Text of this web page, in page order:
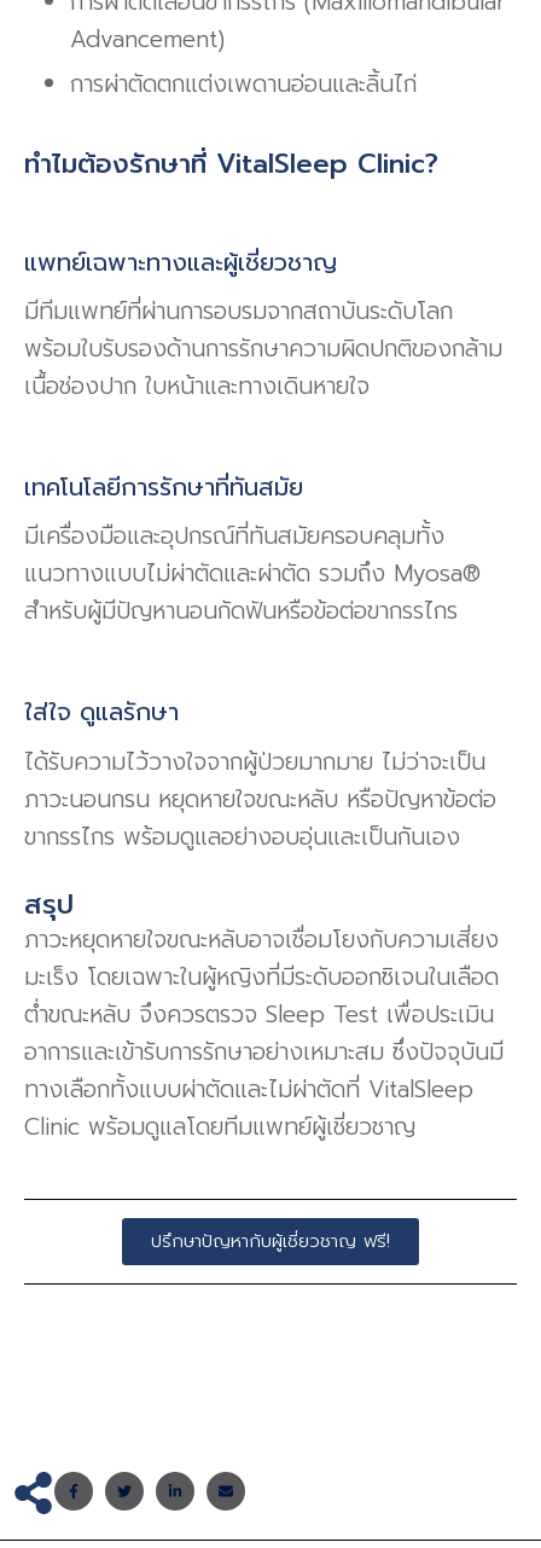
Advancement)
การผ่าตัดตกแต่งเพดานอ่อนและลิ้นไก่
ทำไมต้องรักษาที่ VitalSleep Clinic?
แพทย์เฉพาะทางและผู้เชี่ยวชาญ
มีทีมแพทย์ที่ผ่านการอบรมจากสถาบันระดับโลก
พร้อมใบรับรองด้านการรักษาความผิดปกติของกล้าม
เนื้อช่องปาก ใบหน้าและทางเดินหายใจ
เทคโนโลยีการรักษาที่ทันสมัย
มีเครื่องมือและอุปกรณ์ที่ทันสมัยครอบคลุมทั้ง
แนวทางแบบไม่ผ่าตัดและผ่าตัด รวมถึง Myosa®
สำหรับผู้มีปัญหานอนกัดฟันหรือข้อต่อขากรรไกร
ใส่ใจ ดูแลรักษา
ได้รับความไว้วางใจจากผู้ป่วยมากมาย ไม่ว่าจะเป็น
ภาวะนอนกรน หยุดหายใจขณะหลับ หรือปัญหาข้อต่อ
ขากรรไกร พร้อมดูแลอย่างอบอุ่นและเป็นกันเอง
สรุป
ภาวะหยุดหายใจขณะหลับอาจเชื่อมโยงกับความเสี่ยง
มะเร็ง โดยเฉพาะในผู้หญิงที่มีระดับออกซิเจนในเลือด
ต่ำขณะหลับ จึงควรตรวจ Sleep Test เพื่อประเมิน
อาการและเข้ารับการรักษาอย่างเหมาะสม ซึ่งปัจจุบันมี
ทางเลือกทั้งแบบผ่าตัดและไม่ผ่าตัดที่ VitalSleep
Clinic พร้อมดูแลโดยทีมแพทย์ผู้เชี่ยวชาญ
ปรึกษาปัญหากับผู้เชี่ยวชาญ ฟรี!